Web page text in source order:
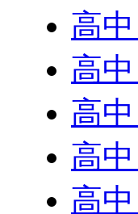
高
高
高
高
高